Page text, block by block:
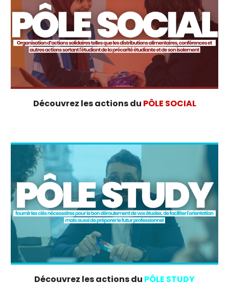
Découvrez les actions du PÔLE SOCIAL
Découvrez les actions du PÔLE STUDY